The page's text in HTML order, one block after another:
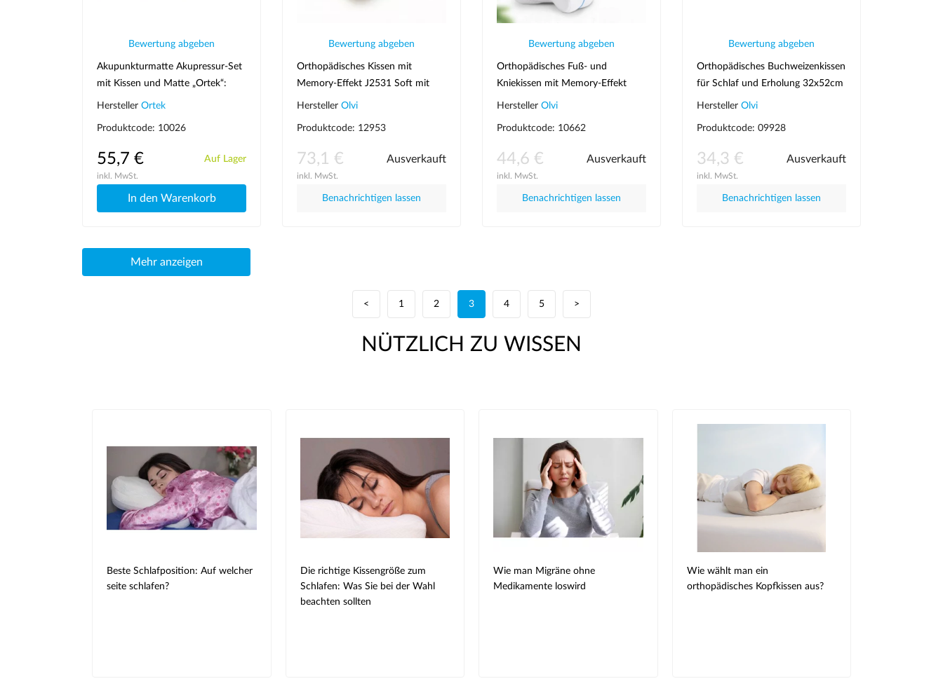
Bewertung abgeben
Akupunkturmatte Akupressur-Set
mit Kissen und Matte „Ortek“:
Kuznetsov Applikator
Hersteller Ortek
Produktcode: 10026
55,7 €
inkl. MwSt.
Auf Lager
In den Warenkorb
Bewertung abgeben
Orthopädisches Kissen mit
Memory-Effekt J2531 Soft mit
Aussparung für die Schulter
Hersteller Olvi
Produktcode: 12953
73,1 €
inkl. MwSt.
Ausverkauft
Benachrichtigen lassen
Bewertung abgeben
Orthopädisches Fuß- und
Kniekissen mit Memory-Effekt
J2518
Hersteller Olvi
Produktcode: 10662
44,6 €
inkl. MwSt.
Ausverkauft
Benachrichtigen lassen
Bewertung abgeben
Orthopädisches Buchweizenkissen
für Schlaf und Erholung 32x52cm
Olvi J2010
Hersteller Olvi
Produktcode: 09928
34,3 €
inkl. MwSt.
Ausverkauft
Benachrichtigen lassen
Mehr anzeigen
< 1 2 3 4 5 >
NÜTZLICH ZU WISSEN
Beste Schlafposition: Auf welcher
seite schlafen?
Die richtige Kissengröße zum
Schlafen: Was Sie bei der Wahl
beachten sollten
Wie man Migräne ohne
Medikamente loswird
Wie wählt man ein
orthopädisches Kopfkissen aus?